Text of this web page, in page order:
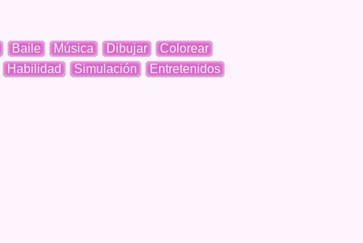
Baile Música Dibujar
Colorear
Habilidad Simulación
Entretenidos